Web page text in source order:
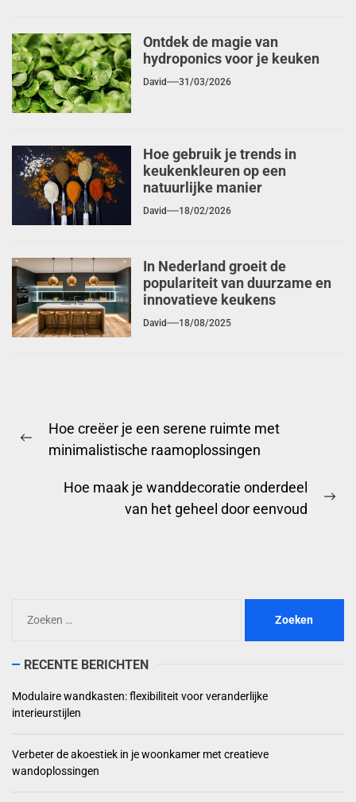
Ontdek de magie van
hydroponics voor je keuken
David 31/03/2026
Hoe gebruik je trends in
keukenkleuren op een
natuurlijke manier
David 18/02/2026
In Nederland groeit de
populariteit van duurzame en
innovatieve keukens
David 18/08/2025
Previous
Hoe creëer je een serene ruimte met
minimalistische raamoplossingen
Hoe maak je wanddecoratie onderdeel
van het geheel door eenvoud
naar:
RECENTE BERICHTEN
Modulaire wandkasten: flexibiliteit voor veranderlijke
interieurstijlen
Verbeter de akoestiek in je woonkamer met creatieve
wandoplossingen